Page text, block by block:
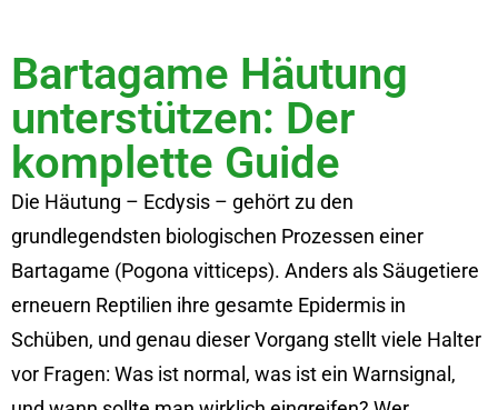
Bartagame Häutung
unterstützen: Der
komplette Guide
Die Häutung – Ecdysis – gehört zu den
grundlegendsten biologischen Prozessen einer
Bartagame (Pogona vitticeps). Anders als Säugetiere
erneuern Reptilien ihre gesamte Epidermis in
Schüben, und genau dieser Vorgang stellt viele Halter
vor Fragen: Was ist normal, was ist ein Warnsignal,